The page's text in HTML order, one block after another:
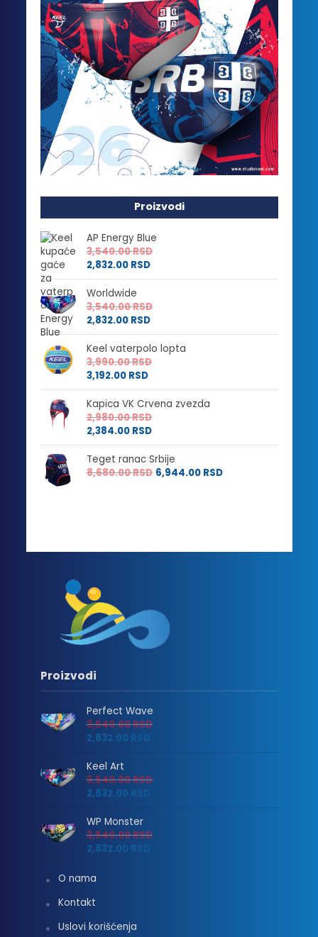
Proizvodi
AP Energy Blue
3,540.00RSD
2,832.00 RSD
Worldwide
3,540.00RSD
2,832.00 RSD
Keel vaterpolo lopta
3,990.00RSD
3,192.00 RSD
Kapica VK Crvena zvezda
2,980.00RSD
2,384.00 RSD
Teget ranac Srbije
8,680.00RSD 6,944.00 RSD
Proizvodi
Perfect Wave
3,540.00RSD
2,832.00 RSD
Keel Art
3,540.00RSD
2,832.00 RSD
WP Monster
3,540.00RSD
2,832.00 RSD
O nama
Kontakt
Uslovi korišćenja